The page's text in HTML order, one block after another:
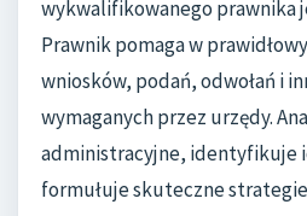
wykwalifikowanego prawnika
Prawnik pomaga w
wniosków, podań, odwołań i
wymaganych przez urzędy.
administracyjne, identyfikuje
formułuje skuteczne